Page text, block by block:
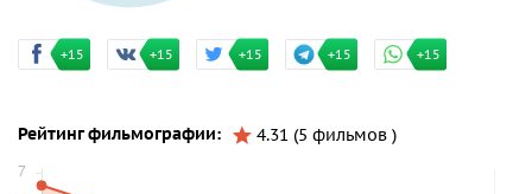
+15 +15 +15 +15 +15
Рейтинг фильмографии: 4.31 (5 фильмов )